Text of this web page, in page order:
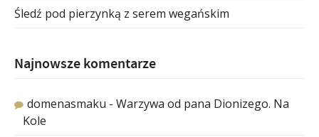
Śledź pod pierzynką z serem wegańskim
Najnowsze komentarze
domenasmaku - Warzywa od pana Dionizego. Na
Kole